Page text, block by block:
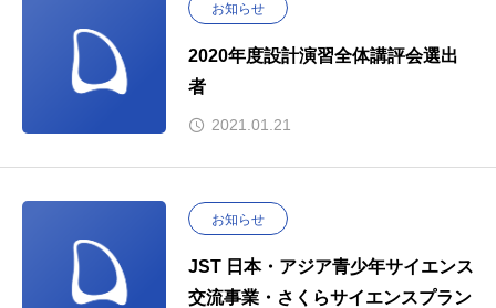
お知らせ
2020年度設計演習全体講評会選出
者
2021.01.21
お知らせ
JST 日本・アジア青少年サイエンス
交流事業・さくらサイエンスプラン